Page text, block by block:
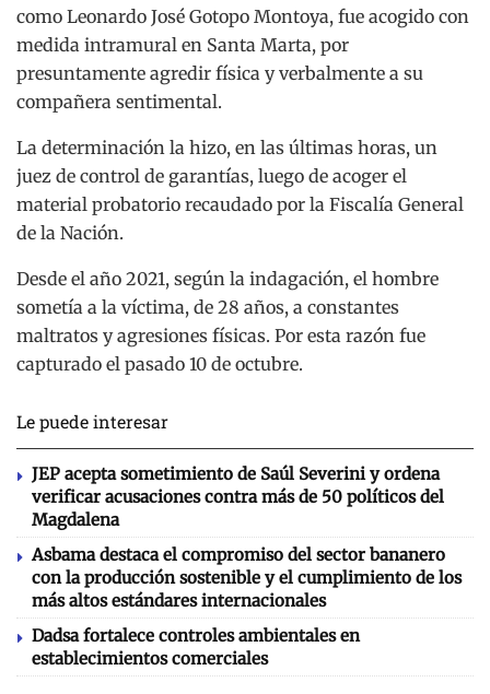
como Leonardo José Gotopo Montoya, fue acogido con
medida intramural en Santa Marta, por
presuntamente agredir física y verbalmente a su
compañera sentimental.
La determinación la hizo, en las últimas horas, un
juez de control de garantías, luego de acoger el
material probatorio recaudado por la Fiscalía General
de la Nación.
Desde el año 2021, según la indagación, el hombre
sometía a la víctima, de 28 años, a constantes
maltratos y agresiones físicas. Por esta razón fue
capturado el pasado 10 de octubre.
Le puede interesar
JEP acepta sometimiento de Saúl Severini y ordena
verificar acusaciones contra más de 50 políticos del
Magdalena
Asbama destaca el compromiso del sector bananero
con la producción sostenible y el cumplimiento de los
más altos estándares internacionales
Dadsa fortalece controles ambientales en
establecimientos comerciales